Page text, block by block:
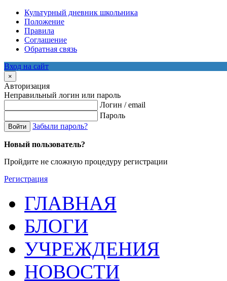
Культурный дневник школьника
Положение
Правила
Соглашение
Обратная связь
Вход на сайт
×
Авторизация
Неправильный логин или пароль
Логин / email
Пароль
Войти Забыли пароль?
Новый пользователь?
Пройдите не сложную процедуру регистрации
Регистрация
ГЛАВНАЯ
БЛОГИ
УЧРЕЖДЕНИЯ
НОВОСТИ